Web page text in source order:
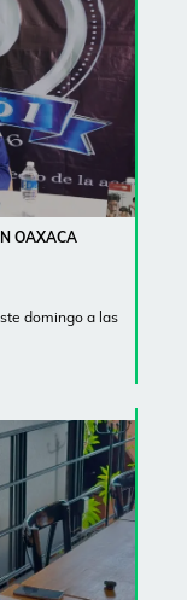
OAXACA
domingo a las